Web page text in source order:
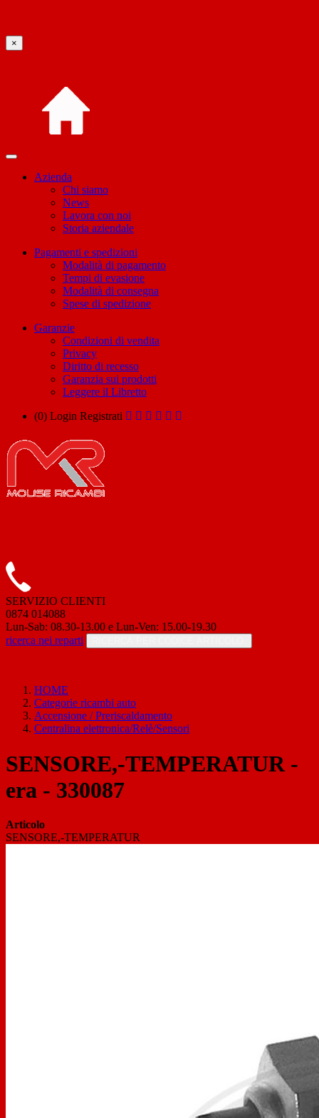
×
Azienda
Chi siamo
News
Lavora con noi
Storia aziendale
Pagamenti e spedizioni
Modalità di pagamento
Tempi di evasione
Modalità di consegna
Spese di spedizione
Garanzie
Condizioni di vendita
Privacy
Diritto di recesso
Garanzia sui prodotti
Leggere il Libretto
(0) Login Registrati
SERVIZIO CLIENTI
0874 014088
Lun-Sab: 08.30-13.00 e Lun-Ven: 15.00-19.30
ricerca nei reparti
HOME
Categorie ricambi auto
Accensione / Preriscaldamento
Centralina elettronica/Relè/Sensori
SENSORE,-TEMPERATUR -
era - 330087
Articolo
SENSORE,-TEMPERATUR